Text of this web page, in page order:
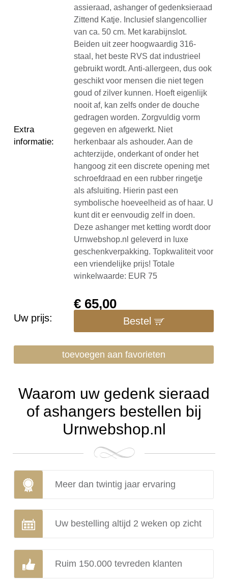
Extra
informatie:
assieraad, ashanger of gedenksieraad
Zittend Katje. Inclusief slangencollier
van ca. 50 cm. Met karabijnslot.
Beiden uit zeer hoogwaardig 316-
staal, het beste RVS dat industrieel
gebruikt wordt. Anti-allergeen, dus ook
geschikt voor mensen die niet tegen
goud of zilver kunnen. Hoeft eigenlijk
nooit af, kan zelfs onder de douche
gedragen worden. Zorgvuldig vorm
gegeven en afgewerkt. Niet
herkenbaar als ashouder. Aan de
achterzijde, onderkant of onder het
hangoog zit een discrete opening met
schroefdraad en een rubber ringetje
als afsluiting. Hierin past een
symbolische hoeveelheid as of haar. U
kunt dit er eenvoudig zelf in doen.
Deze ashanger met ketting wordt door
Urnwebshop.nl geleverd in luxe
geschenkverpakking. Topkwaliteit voor
een vriendelijke prijs! Totale
winkelwaarde: EUR 75
Uw prijs:
€ 65,00
Bestel
toevoegen aan favorieten
Waarom uw gedenk sieraad
of ashangers bestellen bij
Urnwebshop.nl
Meer dan twintig jaar ervaring
Uw bestelling altijd 2 weken op zicht
Ruim 150.000 tevreden klanten